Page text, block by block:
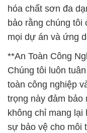
hóa chất sơn đa
bảo rằng chúng tôi
mọi dự án và ứng
**An Toàn Công
Chúng tôi luôn
toàn công nghiệp
trọng này đảm bảo
không chỉ mang lại
sự bảo vệ cho môi